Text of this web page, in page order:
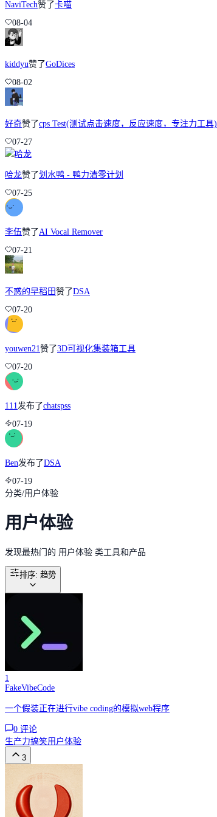
NaviTech赞了卡喵
08-04
kiddyu赞了GoDices
08-02
好奇赞了cps Test(测试点击速度，反应速度，专注力工具)
07-27
哈龙赞了划水鸭 - 鸭力清零计划
07-25
李伍赞了AI Vocal Remover
07-21
不惑的早稻田赞了DSA
07-20
youwen21赞了3D可视化集装箱工具
07-20
111 发布了chatspss
07-19
Ben发布了DSA
07-19
分类/用户体验
用户体验
发现最热门的 用户体验 类工具和产品
排序: 趋势
1
FakeVibeCode
一个假装正在进行vibe coding的模拟web程序
0 评论
生产力搞笑用户体验
3